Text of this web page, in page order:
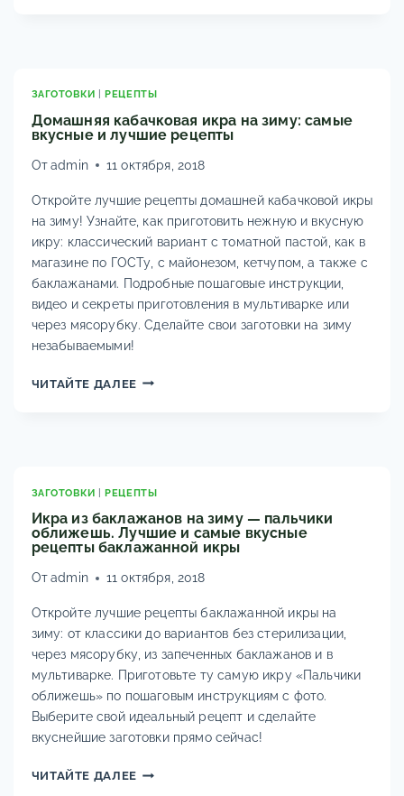
ДОМА
(8
СПОСОБОВ)
ЗАГОТОВКИ |РЕЦЕПТЫ
Домашняя кабачковая икра на зиму: самые
вкусные и лучшие рецепты
Отadmin 11 октября, 2018
Откройте лучшие рецепты домашней кабачковой икры
на зиму! Узнайте, как приготовить нежную и вкусную
икру: классический вариант с томатной пастой, как в
магазине по ГОСТу, с майонезом, кетчупом, а также с
баклажанами. Подробные пошаговые инструкции,
видео и секреты приготовления в мультиварке или
через мясорубку. Сделайте свои заготовки на зиму
незабываемыми!
ЧИТАЙТЕ ДАЛЕЕДОМАШНЯЯ
ВКУСНЫЕ
ЛУЧШИЕ
РЕЦЕПТЫ
ЗАГОТОВКИ |РЕЦЕПТЫ
Икра из баклажанов на зиму — пальчики
оближешь. Лучшие и самые вкусные
рецепты баклажанной икры
Отadmin 11 октября, 2018
Откройте лучшие рецепты баклажанной икры на
зиму: от классики до вариантов без стерилизации,
через мясорубку, из запеченных баклажанов и в
мультиварке. Приготовьте ту самую икру «Пальчики
оближешь» по пошаговым инструкциям с фото.
Выберите свой идеальный рецепт и сделайте
вкуснейшие заготовки прямо сейчас!
ЧИТАЙТЕ ДАЛЕЕИКРА